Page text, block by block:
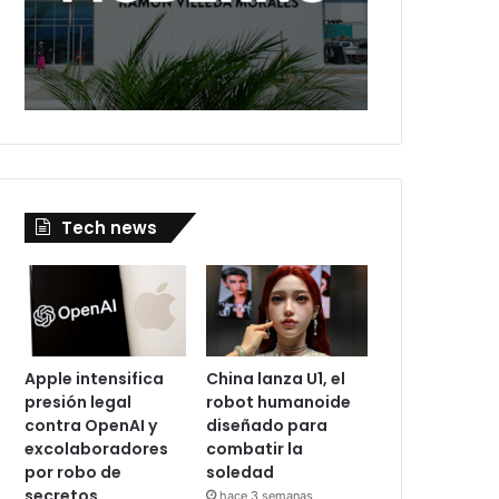
Tech news
Apple intensifica
presión legal
contra OpenAI y
excolaboradores
por robo de
China lanza U1, el
robot humanoide
diseñado para
combatir la
soledad
hace 3 semanas